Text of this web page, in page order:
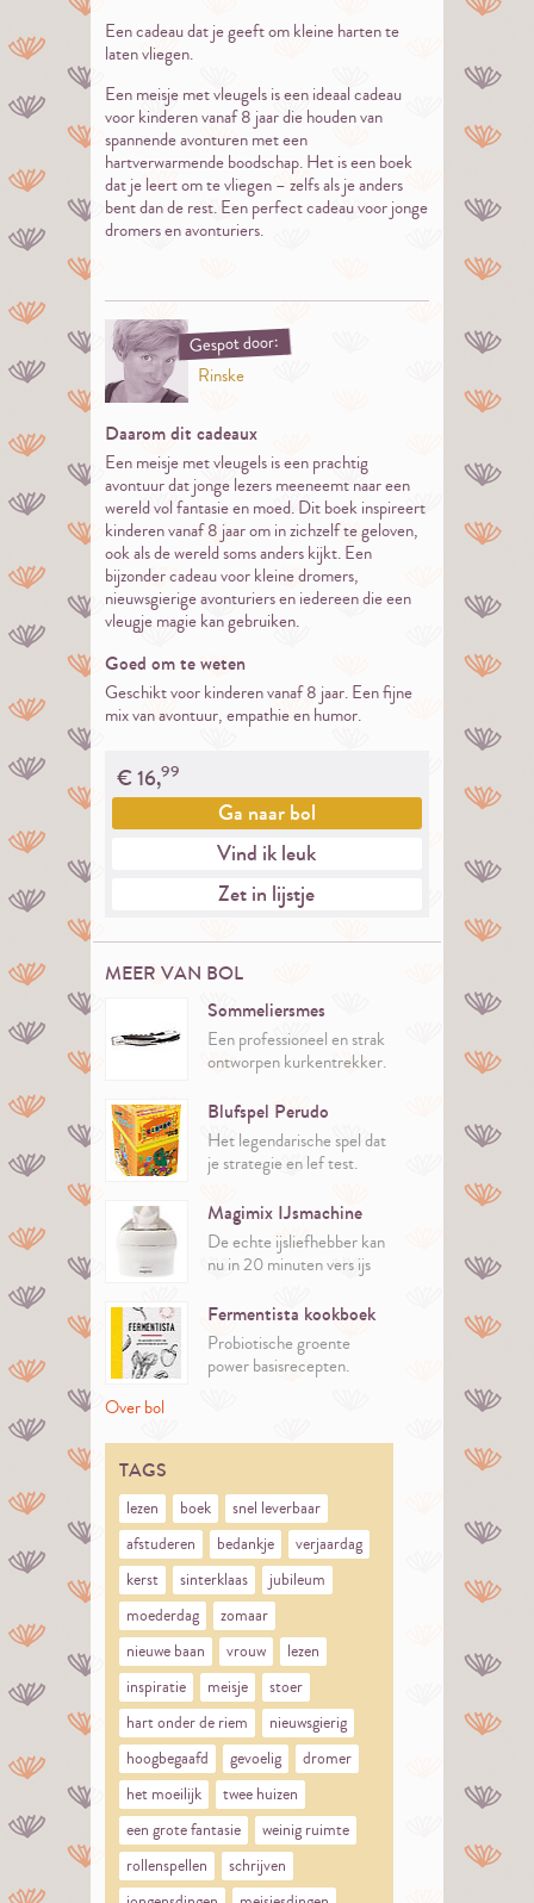
Een cadeau dat je geeft om kleine harten te
laten vliegen.
Een meisje met vleugels is een ideaal cadeau
voor kinderen vanaf 8 jaar die houden van
spannende avonturen met een
hartverwarmende boodschap. Het is een boek
dat je leert om te vliegen – zelfs als je anders
bent dan de rest. Een perfect cadeau voor jonge
dromers en avonturiers.
Gespot door:
Rinske
Daarom dit cadeaux
Een meisje met vleugels is een prachtig
avontuur dat jonge lezers meeneemt naar een
wereld vol fantasie en moed. Dit boek inspireert
kinderen vanaf 8 jaar om in zichzelf te geloven,
ook als de wereld soms anders kijkt. Een
bijzonder cadeau voor kleine dromers,
nieuwsgierige avonturiers en iedereen die een
vleugje magie kan gebruiken.
Goed om te weten
Geschikt voor kinderen vanaf 8 jaar. Een fijne
mix van avontuur, empathie en humor.
€16,99
Ga naarbol
Vind ik leuk
Zet in lijstje
MEER VAN BOL
Sommeliersmes
Een professioneel en strak
ontworpen kurkentrekker.
Blufspel Perudo
Het legendarische spel dat
je strategie en lef test.
Magimix IJsmachine
De echte ijsliefhebber kan
nu in 20 minuten vers ijs
Er zitten 35 recepten bij
de machine. Inspiratie
genoeg dus!
Fermentista kookboek
Probiotische groente
power basisrecepten.
Over bol
TAGS
lezen boek
snel leverbaar
afstuderen
bedankje
verjaardag
kerst
sinterklaas
jubileum
moederdag
zomaar
nieuwe baan
vrouw
lezen
inspiratie
meisje
stoer
hart onder de riem
nieuwsgierig
hoogbegaafd
gevoelig
dromer
het moeilijk
twee huizen
een grote fantasie
weinig ruimte
rollenspellen
schrijven